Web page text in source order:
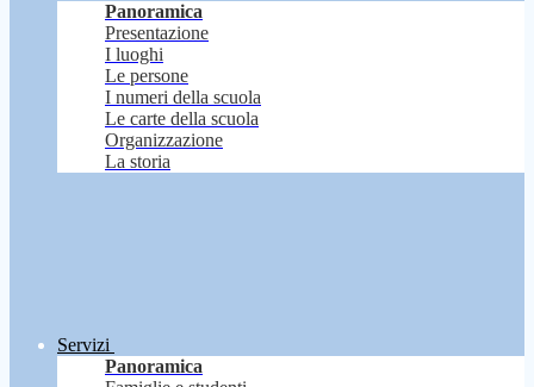
Panoramica
Presentazione
I luoghi
Le persone
I numeri della scuola
Le carte della scuola
Organizzazione
La storia
Servizi
Panoramica